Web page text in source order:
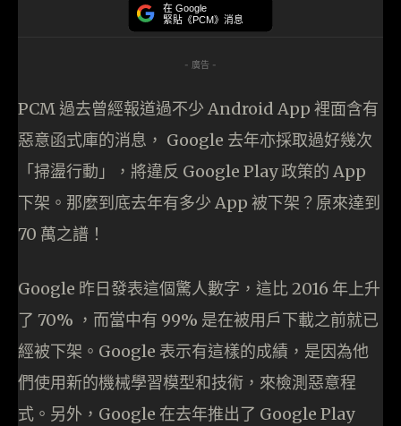
在 Google
緊貼《PCM》消息
- 廣告 -
PCM 過去曾經報道過不少 Android App 裡面含有
惡意函式庫的消息， Google 去年亦採取過好幾次
「掃盪行動」，將違反 Google Play 政策的 App
下架。那麼到底去年有多少 App 被下架？原來達到
70 萬之譜！
Google 昨日發表這個驚人數字，這比 2016 年上升
了 70% ，而當中有 99% 是在被用戶下載之前就已
經被下架。Google 表示有這樣的成績，是因為他
們使用新的機械學習模型和技術，來檢測惡意程
式。另外，Google 在去年推出了 Google Play